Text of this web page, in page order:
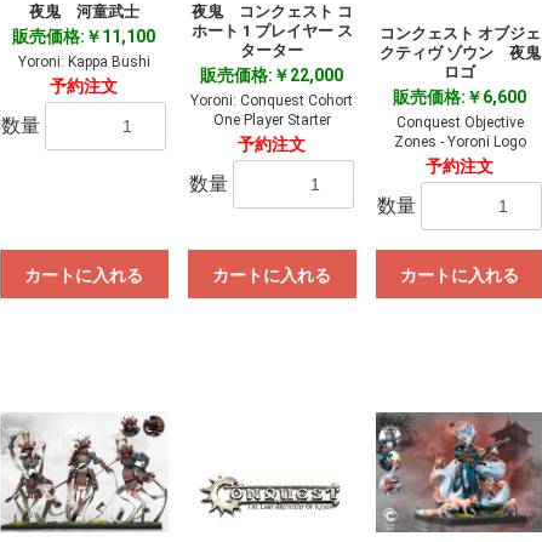
夜鬼 河童武士
販売価格:￥11,100
Yoroni: Kappa Bushi
予約注文
数量
カートに入れる
夜鬼 コンクェスト コ
ホート 1 プレイヤー ス
ターター
販売価格:￥22,000
Yoroni: Conquest Cohort
One Player Starter
予約注文
数量
カートに入れる
コンクェスト オブジェ
クティヴ ゾウン 夜鬼
ロゴ
販売価格:￥6,600
Conquest Objective
Zones - Yoroni Logo
予約注文
数量
カートに入れる